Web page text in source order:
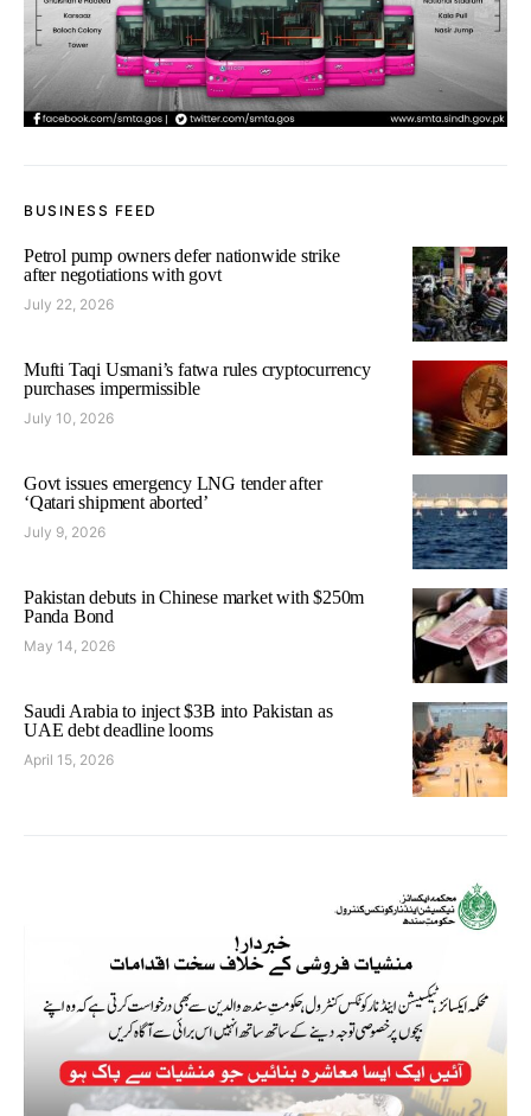
BUSINESS FEED
Petrol pump owners defer nationwide strike
after negotiations with govt
July 22, 2026
Mufti Taqi Usmani’s fatwa rules cryptocurrency
purchases impermissible
July 10, 2026
Govt issues emergency LNG tender after
‘Qatari shipment aborted’
July 9, 2026
Pakistan debuts in Chinese market with $250m
Panda Bond
May 14, 2026
Saudi Arabia to inject $3B into Pakistan as
UAE debt deadline looms
April 15, 2026